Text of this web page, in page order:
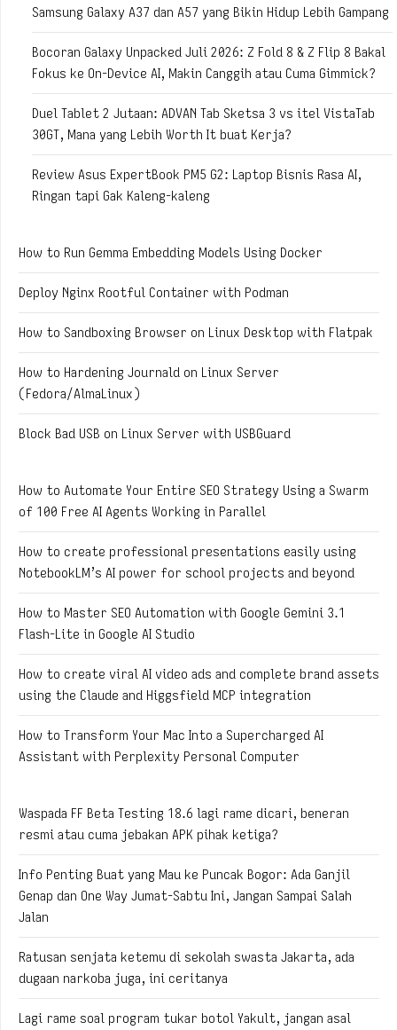
Samsung Galaxy A37 dan A57 yang Bikin Hidup Lebih Gampang
Bocoran Galaxy Unpacked Juli 2026: Z Fold 8 & Z Flip 8 Bakal
Fokus ke On-Device AI, Makin Canggih atau Cuma Gimmick?
Duel Tablet 2 Jutaan: ADVAN Tab Sketsa 3 vs itel VistaTab
30GT, Mana yang Lebih Worth It buat Kerja?
Review Asus ExpertBook PM5 G2: Laptop Bisnis Rasa AI,
Ringan tapi Gak Kaleng-kaleng
How to Run Gemma Embedding Models Using Docker
Deploy Nginx Rootful Container with Podman
How to Sandboxing Browser on Linux Desktop with Flatpak
How to Hardening Journald on Linux Server
(Fedora/AlmaLinux)
Block Bad USB on Linux Server with USBGuard
How to Automate Your Entire SEO Strategy Using a Swarm
of 100 Free AI Agents Working in Parallel
How to create professional presentations easily using
NotebookLM’s AI power for school projects and beyond
How to Master SEO Automation with Google Gemini 3.1
Flash-Lite in Google AI Studio
How to create viral AI video ads and complete brand assets
using the Claude and Higgsfield MCP integration
How to Transform Your Mac Into a Supercharged AI
Assistant with Perplexity Personal Computer
Waspada FF Beta Testing 18.6 lagi rame dicari, beneran
resmi atau cuma jebakan APK pihak ketiga?
Info Penting Buat yang Mau ke Puncak Bogor: Ada Ganjil
Genap dan One Way Jumat-Sabtu Ini, Jangan Sampai Salah
Jalan
Ratusan senjata ketemu di sekolah swasta Jakarta, ada
dugaan narkoba juga, ini ceritanya
Lagi rame soal program tukar botol Yakult, jangan asal